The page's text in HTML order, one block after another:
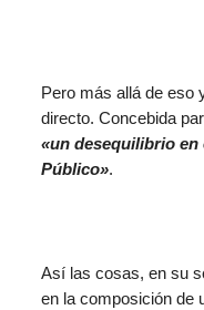
Pero más allá de eso
directo. Concebida
«un desequilibrio en
Público».
Así las cosas, en su
en la composición de